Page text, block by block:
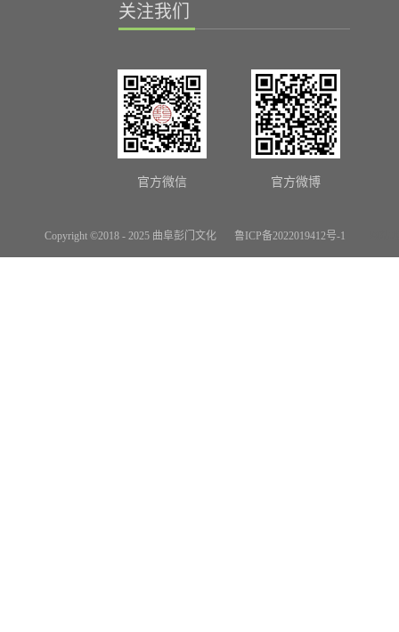
Copyright ©2018 - 2025 曲阜彭门文化 鲁ICP备2022019412号-1
关注我们
官方微信 官方微博